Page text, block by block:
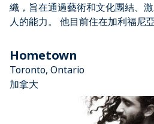
織，旨在通過藝術和文化團結、
人的能力。 他目前住在加利福尼
Hometown
Toronto, Ontario
加拿大